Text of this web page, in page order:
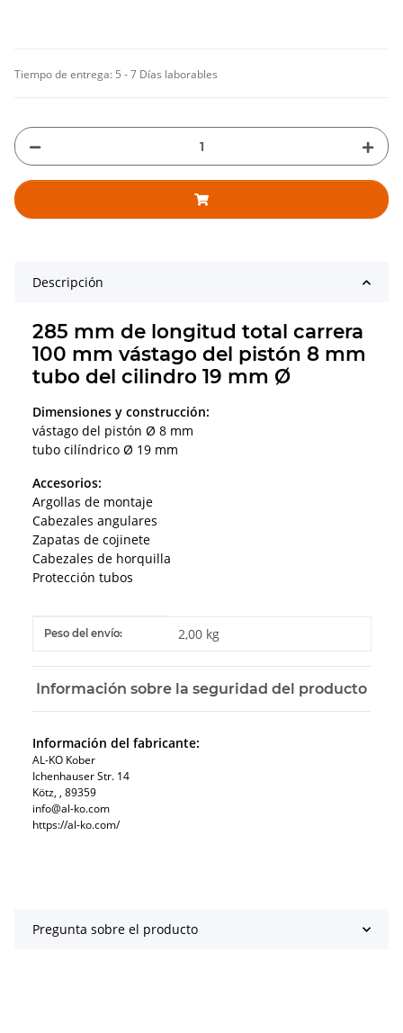
Tiempo de entrega: 5 - 7 Días laborables
Descripción
285 mm de longitud total carrera
100 mm vástago del pistón 8 mm
tubo del cilindro 19 mm Ø
Dimensiones y construcción:
vástago del pistón Ø 8 mm
tubo cilíndrico Ø 19 mm
Accesorios:
Argollas de montaje
Cabezales angulares
Zapatas de cojinete
Cabezales de horquilla
Protección tubos
#productDetails.itemInformation#
#productDetails.itemValue#
Peso del envío: 2,00 kg
Información sobre la seguridad del producto
Información del fabricante:
AL-KO Kober
Ichenhauser Str. 14
Kötz, , 89359
info@al-ko.com
https://al-ko.com/
Pregunta sobre el producto